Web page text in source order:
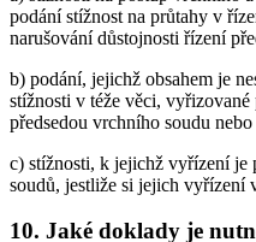
podání stížnost na průtahy v
narušování důstojnosti řízení
b) podání, jejichž obsahem je
stížnosti v téže věci,
předsedou vrchního soudu
c) stížnosti, k jejichž vyřízení je
soudů, jestliže si jejich vyřízení
10. Jaké doklady je